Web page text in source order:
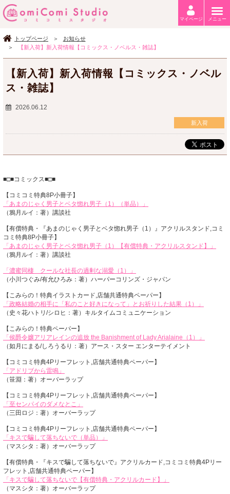
トップページ
お知らせ
【新入荷】新入荷情報【コミックス・ノベルス・雑誌】
【新入荷】新入荷情報【コミックス・ノベル
ス・雑誌】
2026.06.12
新入荷
■□■コミックス■□■
【コミコミ特典8P小冊子】
「あまのじゃく男子とベタ惚れ男子（1）（単品）」
（鴉月ルイ：著）講談社
【有償特典・『あまのじゃく男子とベタ惚れ男子（1）』アクリルスタンド,コミ
コミ特典8P小冊子】
「あまのじゃく男子とベタ惚れ男子（1）【有償特典・アクリルスタンド】」
（鴉月ルイ：著）講談社
「濃蜜同棲 クールな社長の過剰な溺愛（1）」
（小川つぐみ/有允ひろみ：著）ハーパーコリンズ・ジャパン
【こみらの！特典イラストカード,店舗共通特典ペーパー】
「政略結婚の相手に「私のこと好きになって」とお祈りした結果（1）」
（史々花ハトリ/シロヒ：著）キルタイムコミュニケーション
【こみらの！特典ペーパー】
「侯爵令嬢アリアレインの追放 the Banishment of Lady Arialaine（1）」
（如月にまる/しろうるり：著）アース・スター エンターテイメント
【コミコミ特典4Pリーフレット,店舗共通特典ペーパー】
「アドリブから雷鳴」
（笹淵：著）オーバーラップ
【コミコミ特典4Pリーフレット,店舗共通特典ペーパー】
「至センパイのダメなとこ」
（三田ロジ：著）オーバーラップ
【コミコミ特典4Pリーフレット,店舗共通特典ペーパー】
「キスで騙して落ちないで（単品）」
（マスシタ：著）オーバーラップ
【有償特典・『キスで騙して落ちないで』アクリルカード,コミコミ特典4Pリー
フレット,店舗共通特典ペーパー】
「キスで騙して落ちないで【有償特典・アクリルカード】」
（マスシタ：著）オーバーラップ
マイページ メニュー